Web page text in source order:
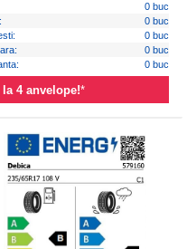
0 buc
0 buc
0 buc
0 buc
0 buc
la 4 anvelope!*